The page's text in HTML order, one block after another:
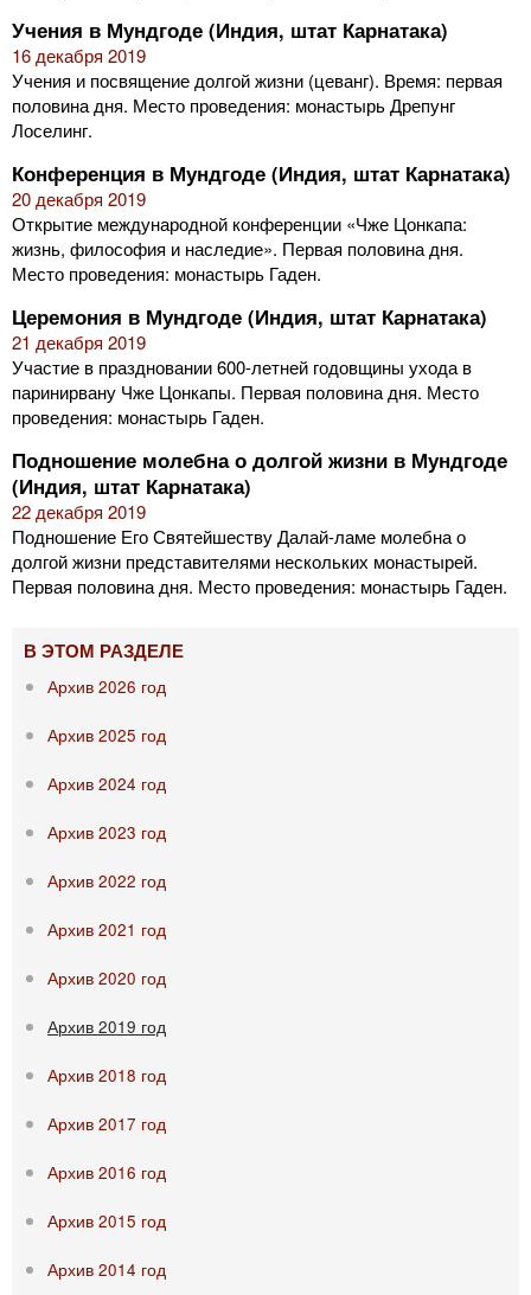
Учения в Мундгоде (Индия, штат Карнатака)
16 декабря 2019
Учения и посвящение долгой жизни (цеванг). Время: первая
половина дня. Место проведения: монастырь Дрепунг
Лоселинг.
Конференция в Мундгоде (Индия, штат Карнатака)
20 декабря 2019
Открытие международной конференции «Чже Цонкапа:
жизнь, философия и наследие». Первая половина дня.
Место проведения: монастырь Гаден.
Церемония в Мундгоде (Индия, штат Карнатака)
21 декабря 2019
Участие в праздновании 600-летней годовщины ухода в
паринирвану Чже Цонкапы. Первая половина дня. Место
проведения: монастырь Гаден.
Подношение молебна о долгой жизни в Мундгоде
(Индия, штат Карнатака)
22 декабря 2019
Подношение Его Святейшеству Далай-ламе молебна о
долгой жизни представителями нескольких монастырей.
Первая половина дня. Место проведения: монастырь Гаден.
В ЭТОМ РАЗДЕЛЕ
Архив 2026 год
Архив 2025 год
Архив 2024 год
Архив 2023 год
Архив 2022 год
Архив 2021 год
Архив 2020 год
Архив 2019 год
Архив 2018 год
Архив 2017 год
Архив 2016 год
Архив 2015 год
Архив 2014 год